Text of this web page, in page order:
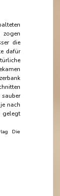
zogen
die
dafür
nach
gelegt
Die